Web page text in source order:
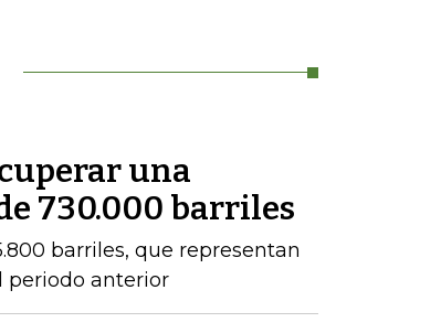
una
730.000 barriles
barriles, que representan
periodo anterior